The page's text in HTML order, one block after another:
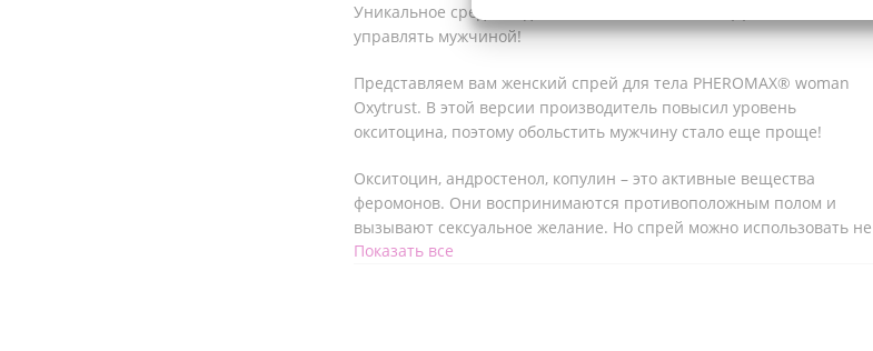
Уникальное средство для соблазнения! Самый эффективный способ
управлять мужчиной!
Представляем вам женский спрей для тела PHEROMAX® woman
Oxytrust. В этой версии производитель повысил уровень
окситоцина, поэтому обольстить мужчину стало еще проще!
Окситоцин, андростенол, копулин – это активные вещества
феромонов. Они воспринимаются противоположным полом и
вызывают сексуальное желание. Но спрей можно использовать не
только так. Идете на деловую встречу и вам нужно подписать
Показать все